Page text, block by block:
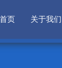
页 关于我们